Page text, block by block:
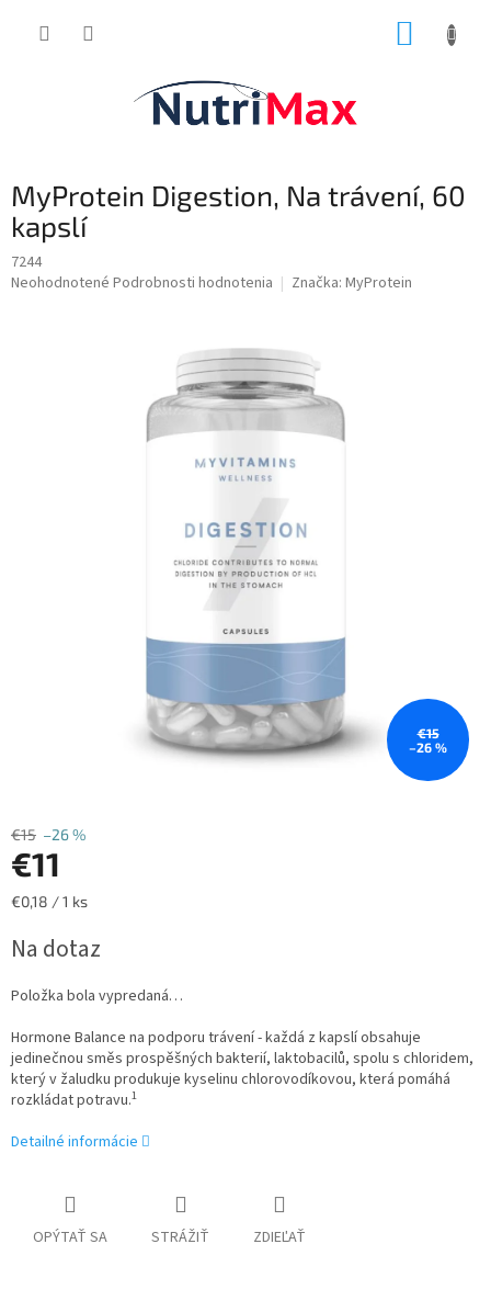
MyProtein Digestion, Na trávení, 60
kapslí
7244
Priemerné
Neohodnotené Podrobnosti hodnotenia Značka: MyProtein
€15
–26 %
€15 –26 %
€11
Jednotková
€0,18 / 1 ks
Na dotaz
Položka bola vypredaná…
Hormone Balance na podporu trávení - každá z kapslí obsahuje
jedinečnou směs prospěšných bakterií, laktobacilů, spolu s chloridem,
který v žaludku produkuje kyselinu chlorovodíkovou, která pomáhá
rozkládat potravu.1
Detailné informácie
OPÝTAŤ SA STRÁŽIŤ ZDIEĽAŤ